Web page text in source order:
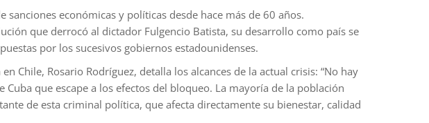
económicas y políticas desde hace más de 60 años.
que derrocó al dictador Fulgencio Batista, su desarrollo como país se
por los sucesivos gobiernos estadounidenses.
Chile, Rosario Rodríguez, detalla los alcances de la actual crisis: “No hay
que escape a los efectos del bloqueo. La mayoría de la población
de esta criminal política, que afecta directamente su bienestar, calidad